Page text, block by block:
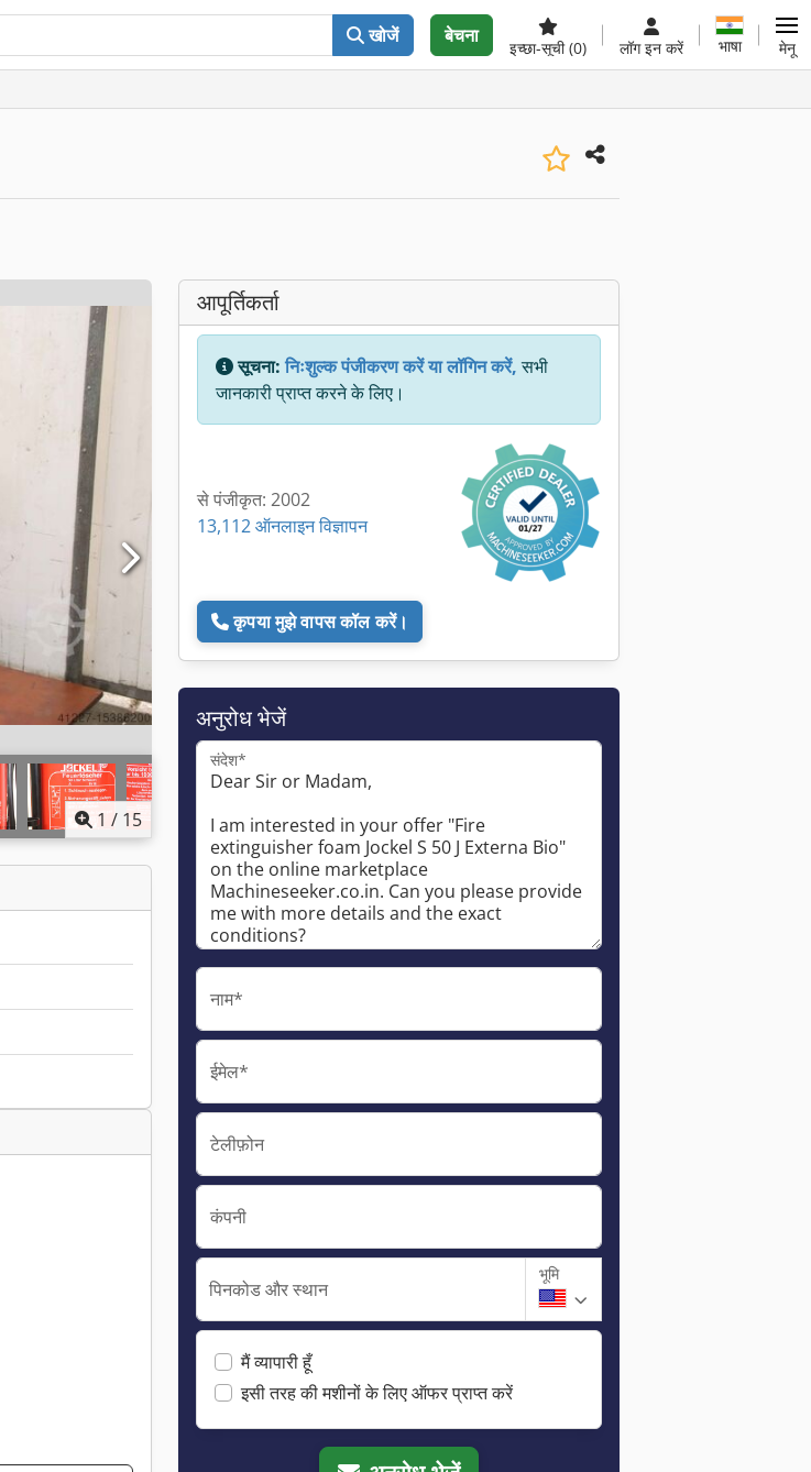
खोजें बेचना
इच्छा-सूची(0) लॉग इन करें भाषा मेनू
1 / 15
आपूर्तिकर्ता
सूचना:निःशुल्क पंजीकरण करें या लॉगिन करें,सभी
जानकारी प्राप्त करने के लिए।
से पंजीकृत: 2002
13,112 ऑनलाइन विज्ञापन
कृपया मुझे वापस कॉल करें।
अनुरोध भेजें
संदेश*
नाम*
ईमेल*
टेलीफ़ोन
कंपनी
पिनकोड और स्थान
भूमि
मैं व्यापारी हूँ
इसी तरह की मशीनों के लिए ऑफर प्राप्त करें